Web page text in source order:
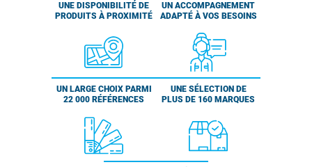
UNE DISPONIBILITÉ DE
PRODUITS À PROXIMITÉ
UN ACCOMPAGNEMENT
ADAPTÉ À VOS BESOINS
UN LARGE CHOIX PARMI
22 000 RÉFÉRENCES
UNE SÉLECTION DE
PLUS DE 160 MARQUES